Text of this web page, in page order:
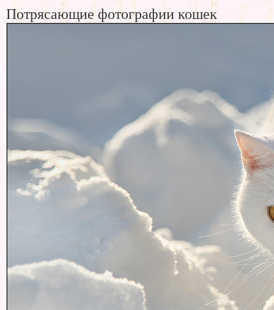
Потрясающие фотографии кошек